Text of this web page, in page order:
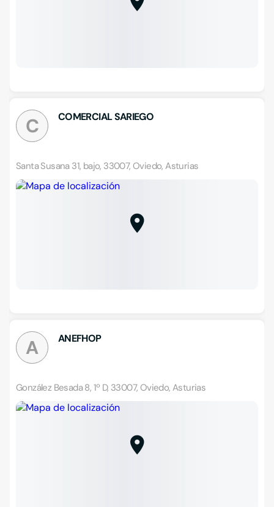
C COMERCIAL SARIEGO
Santa Susana 31, bajo, 33007, Oviedo, Asturias
A ANEFHOP
González Besada 8, 1º D, 33007, Oviedo, Asturias